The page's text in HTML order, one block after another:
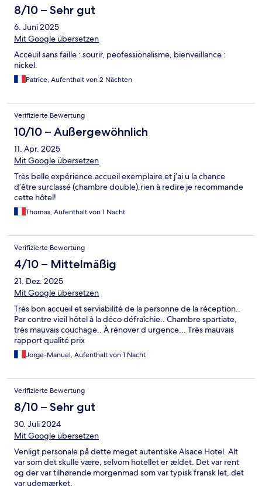
8/10 – Sehr gut
6. Juni 2025
Mit Google übersetzen
Acceuil sans faille : sourir, peofessionalisme, bienveillance :
nickel.
Patrice, Aufenthalt von 2 Nächten
Verifizierte Bewertung
10/10 – Außergewöhnlich
11. Apr. 2025
Mit Google übersetzen
Très belle expérience.accueil exemplaire et j’ai u la chance
d’être surclassé (chambre double).rien à redire je recommande
cette hôtel!
Thomas, Aufenthalt von 1 Nacht
Verifizierte Bewertung
4/10 – Mittelmäßig
21. Dez. 2025
Mit Google übersetzen
Très bon accueil et serviabilité de la personne de la réception..
Par contre vieil hôtel à la déco défraîchie.. Chambre spartiate,
très mauvais couchage.. À rénover d urgence... Très mauvais
rapport qualité prix
Jorge-Manuel, Aufenthalt von 1 Nacht
Verifizierte Bewertung
8/10 – Sehr gut
30. Juli 2024
Mit Google übersetzen
Venligt personale på dette meget autentiske Alsace Hotel. Alt
var som det skulle være, selvom hotellet er ældet. Det var rent
og der var tilhørende morgenmad som var typisk fransk let, det
var udemærket.